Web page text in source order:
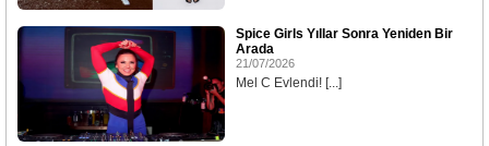
Spice Girls Yıllar Sonra Yeniden Bir
Arada
21/07/2026
Mel C Evlendi! [...]